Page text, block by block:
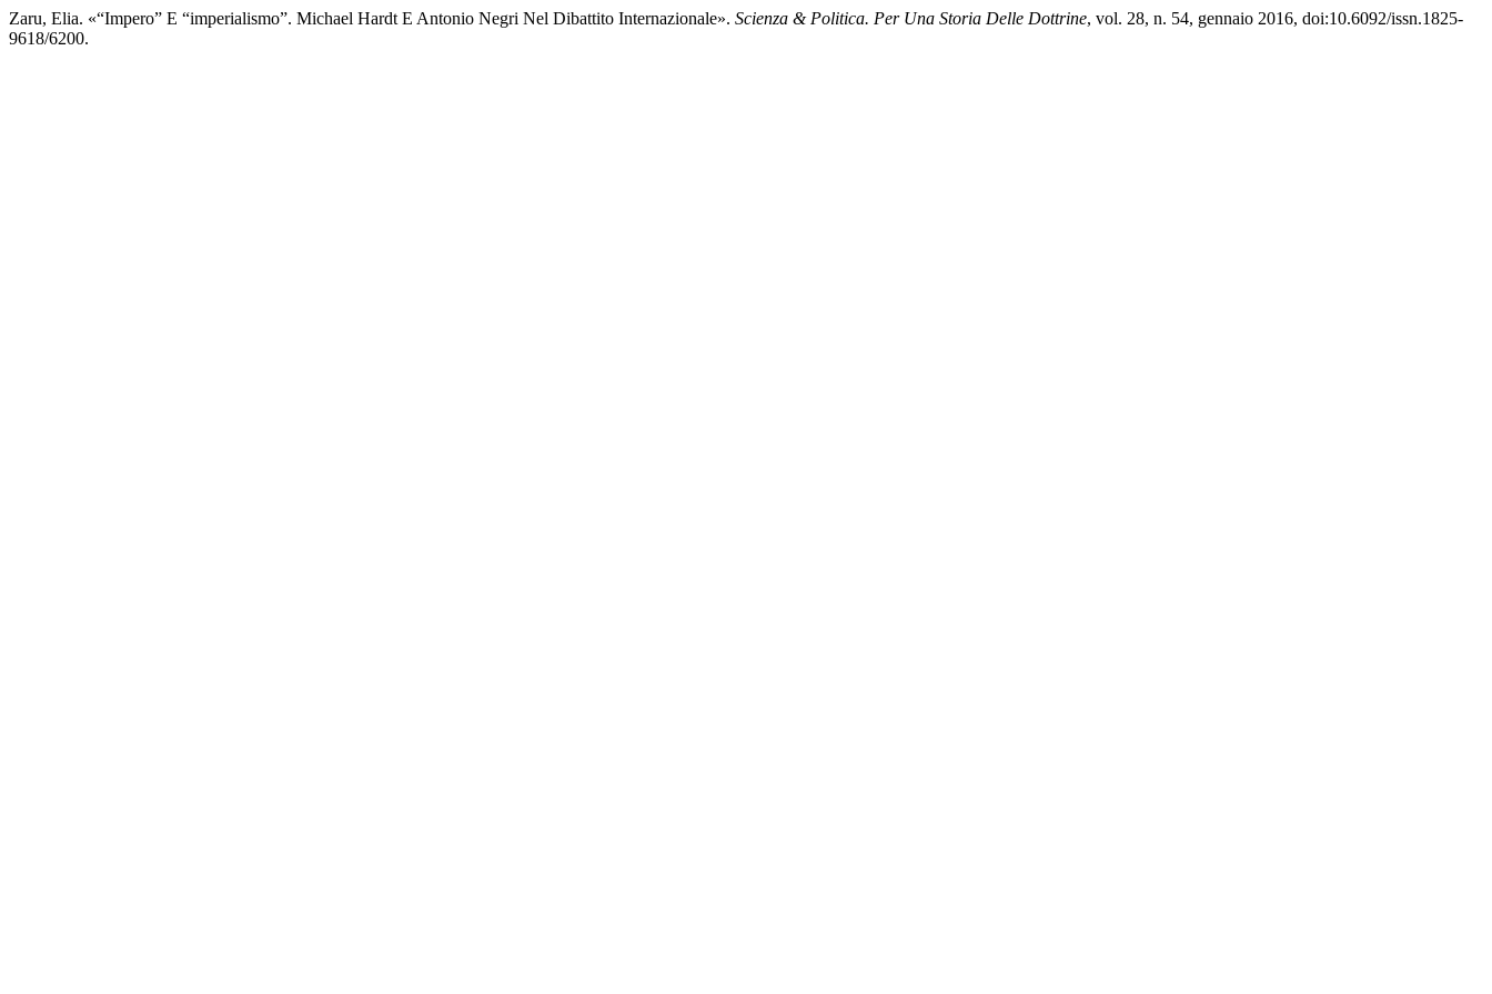
Zaru, Elia. «“Impero” E “imperialismo”. Michael Hardt E Antonio Negri Nel Dibattito Internazionale». Scienza & Politica. Per Una Storia Delle Dottrine, vol. 28, n. 54, gennaio 2016, doi:10.6092/issn.1825-
9618/6200.